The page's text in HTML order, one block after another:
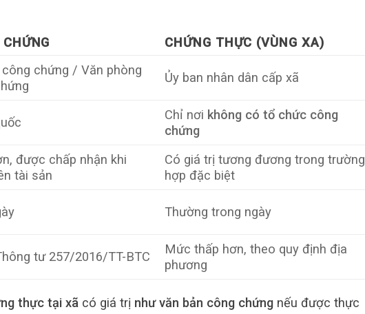
CHỨNG
CHỨNG THỰC (VÙNG XA)
công chứng / Văn phòng
Ủy ban nhân dân cấp xã
Chỉ nơi không có tổ chức công
chứng
được chấp nhận khi
tài sản
Có giá trị tương đương trong trường
hợp đặc biệt
Thường trong ngày
tư 257/2016/TT-BTC
Mức thấp hơn, theo quy định địa
phương
thực tại xã có giá trị như văn bản công chứngnếu được thực